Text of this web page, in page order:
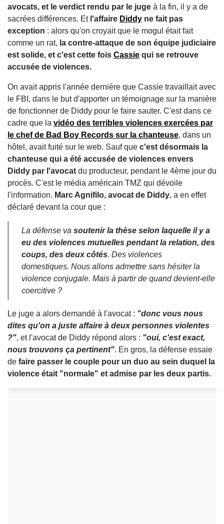
avocats, et le verdict rendu par le juge à la fin, il y a de
sacrées différences. Et l'affaire Diddy ne fait pas
exception : alors qu'on croyait que le mogul était fait
comme un rat, la contre-attaque de son équipe judiciaire
est solide, et c'est cette fois Cassie qui se retrouve
accusée de violences.
On avait appris l'année dernière que Cassie travaillait avec
le FBI, dans le but d'apporter un témoignage sur la manière
de fonctionner de Diddy pour le faire sauter. C'est dans ce
cadre que la vidéo des terribles violences exercées par
le chef de Bad Boy Records sur la chanteuse, dans un
hôtel, avait fuité sur le web. Sauf que c'est désormais la
chanteuse qui a été accusée de violences envers
Diddy par l'avocat du producteur, pendant le 4ème jour du
procès. C'est le média américain TMZ qui dévoile
l'information. Marc Agnifilo, avocat de Diddy, a en effet
déclaré devant la cour que :
La défense va soutenir la thèse selon laquelle il y a
eu des violences mutuelles pendant la relation, des
coups, des deux côtés. Des violences
domestiques. Nous allons admettre sans hésiter la
violence conjugale. Mais à partir de quand devient-elle
coercitive ?
Le juge a alors demandé à l'avocat : "donc vous nous
dites qu'on a juste affaire à deux personnes violentes
?", et l'avocat de Diddy répond alors : "oui, c'est exact,
nous trouvons ça pertinent". En gros, la défense essaie
de faire passer le couple pour un duo au sein duquel la
violence était "normale" et admise par les deux partis.